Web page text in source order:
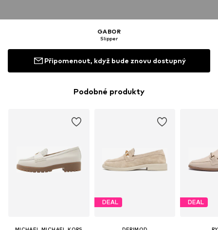
GABOR
Slipper
Připomenout, když bude znovu dostupný
Podobné produkty
DEAL DEAL